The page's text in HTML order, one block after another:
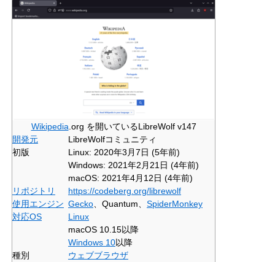
Wikipedia .org を開いているLibreWolf v147
開発元
LibreWolfコミュニティ
初版
Linux: 2020年3月7日 (5年前)
Windows: 2021年2月21日 (4年前)
macOS: 2021年4月12日 (4年前)
リポジトリ
https://codeberg.org/librewolf
使用エンジン Gecko 、Quantum、 SpiderMonkey
対応OS
Linux
macOS 10.15以降
Windows 10以降
種別
ウェブブラウザ